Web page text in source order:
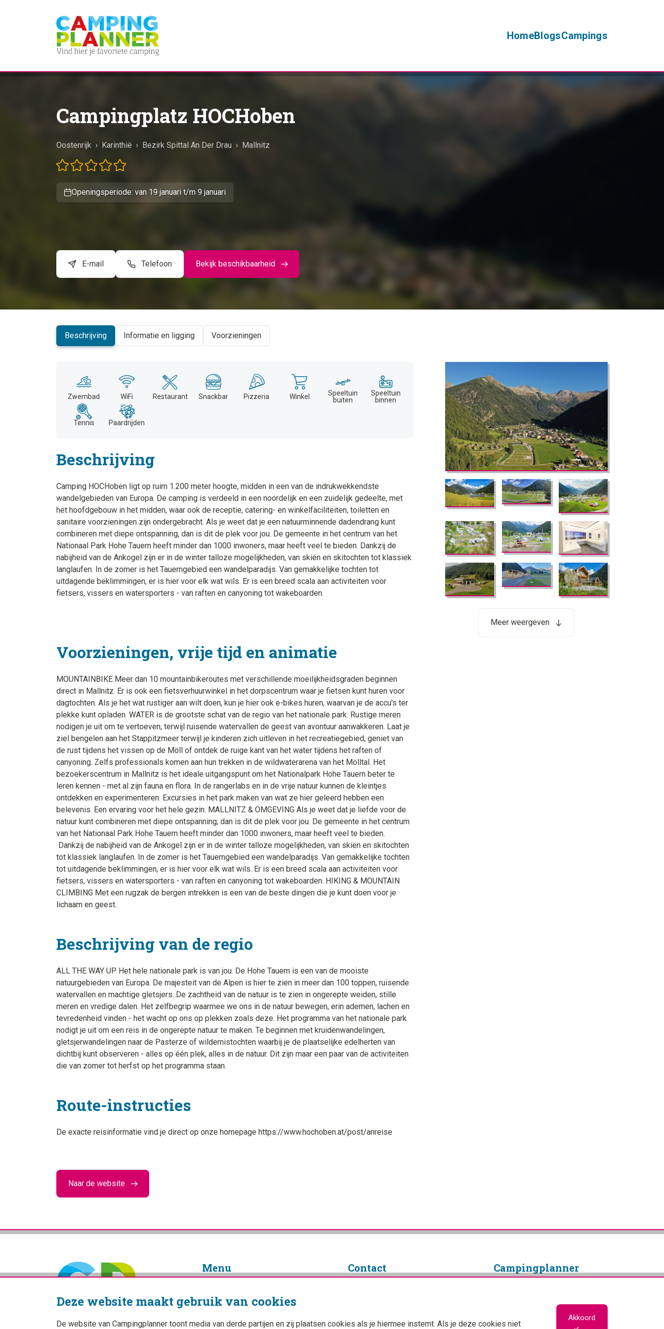
HomeBlogsCampings
Campingplatz HOCHoben
Oostenrijk › Karinthië › Bezirk Spittal An Der Drau › Mallnitz
Openingsperiode: van 19 januari t/m 9 januari
E-mail Telefoon Bekijk beschikbaarheid
+
Beschrijving Informatie en ligging Voorzieningen
Zwembad WiFi Restaurant Snackbar Pizzeria Winkel
Speeltuin
buiten
Speeltuin
binnen
Tennis Paardrijden
Beschrijving
Camping HOCHoben ligt op ruim 1.200 meter hoogte, midden in een van de indrukwekkendste
wandelgebieden van Europa. De camping is verdeeld in een noordelijk en een zuidelijk gedeelte, met
het hoofdgebouw in het midden, waar ook de receptie, catering- en winkelfaciliteiten, toiletten en
sanitaire voorzieningen zijn ondergebracht. Als je weet dat je een natuurminnende dadendrang kunt
combineren met diepe ontspanning, dan is dit de plek voor jou. De gemeente in het centrum van het
Nationaal Park Hohe Tauern heeft minder dan 1000 inwoners, maar heeft veel te bieden. Dankzij de
nabijheid van de Ankogel zijn er in de winter talloze mogelijkheden, van skiën en skitochten tot klassiek
langlaufen. In de zomer is het Tauerngebied een wandelparadijs. Van gemakkelijke tochten tot
uitdagende beklimmingen, er is hier voor elk wat wils. Er is een breed scala aan activiteiten voor
fietsers, vissers en watersporters - van raften en canyoning tot wakeboarden.
Voorzieningen, vrije tijd en animatie
MOUNTAINBIKE Meer dan 10 mountainbikeroutes met verschillende moeilijkheidsgraden beginnen
direct in Mallnitz. Er is ook een fietsverhuurwinkel in het dorpscentrum waar je fietsen kunt huren voor
dagtochten. Als je het wat rustiger aan wilt doen, kun je hier ook e-bikes huren, waarvan je de accu's ter
plekke kunt opladen. WATER is de grootste schat van de regio van het nationale park. Rustige meren
nodigen je uit om te vertoeven, terwijl ruisende watervallen de geest van avontuur aanwakkeren. Laat je
ziel bengelen aan het Stappitzmeer terwijl je kinderen zich uitleven in het recreatiegebied, geniet van
de rust tijdens het vissen op de Möll of ontdek de ruige kant van het water tijdens het raften of
canyoning. Zelfs professionals komen aan hun trekken in de wildwaterarena van het Mölltal. Het
bezoekerscentrum in Mallnitz is het ideale uitgangspunt om het Nationalpark Hohe Tauern beter te
leren kennen - met al zijn fauna en flora. In de rangerlabs en in de vrije natuur kunnen de kleintjes
ontdekken en experimenteren. Excursies in het park maken van wat ze hier geleerd hebben een
belevenis. Een ervaring voor het hele gezin. MALLNITZ & OMGEVING Als je weet dat je liefde voor de
natuur kunt combineren met diepe ontspanning, dan is dit de plek voor jou. De gemeente in het centrum
van het Nationaal Park Hohe Tauern heeft minder dan 1000 inwoners, maar heeft veel te bieden.
Dankzij de nabijheid van de Ankogel zijn er in de winter talloze mogelijkheden, van skiën en skitochten
tot klassiek langlaufen. In de zomer is het Tauerngebied een wandelparadijs. Van gemakkelijke tochten
tot uitdagende beklimmingen, er is hier voor elk wat wils. Er is een breed scala aan activiteiten voor
fietsers, vissers en watersporters - van raften en canyoning tot wakeboarden. HIKING & MOUNTAIN
CLIMBING Met een rugzak de bergen intrekken is een van de beste dingen die je kunt doen voor je
lichaam en geest.
Beschrijving van de regio
ALL THE WAY UP Het hele nationale park is van jou. De Hohe Tauern is een van de mooiste
natuurgebieden van Europa. De majesteit van de Alpen is hier te zien in meer dan 100 toppen, ruisende
watervallen en machtige gletsjers. De zachtheid van de natuur is te zien in ongerepte weiden, stille
meren en vredige dalen. Het zelfbegrip waarmee we ons in de natuur bewegen, erin ademen, lachen en
tevredenheid vinden - het wacht op ons op plekken zoals deze. Het programma van het nationale park
nodigt je uit om een reis in de ongerepte natuur te maken. Te beginnen met kruidenwandelingen,
gletsjerwandelingen naar de Pasterze of wildernistochten waarbij je de plaatselijke edelherten van
dichtbij kunt observeren - alles op één plek, alles in de natuur. Dit zijn maar een paar van de activiteiten
die van zomer tot herfst op het programma staan.
Route-instructies
De exacte reisinformatie vind je direct op onze homepage https://www.hochoben.at/post/anreise
Meer weergeven
Naar de website
Menu
Blogs
Contact
Instagram
Camping­planner
Cookiebeleid
Deze website maakt gebruik van cookies
De website van Campingplanner toont media van derde partijen en zij plaatsen cookies als je hiermee instemt. Als je deze cookies niet
Akkoord